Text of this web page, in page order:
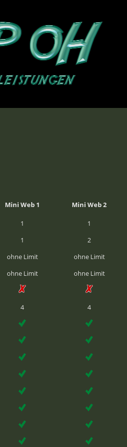
Mini Web 1 Mini Web 2
1 1
1 2
ohne Limit ohne Limit
ohne Limit ohne Limit
4 4